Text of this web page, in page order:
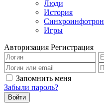
Люди
История
Синхроинфотрон
Игры
Авторизация Регистрация
Запомнить меня
Забыли пароль?